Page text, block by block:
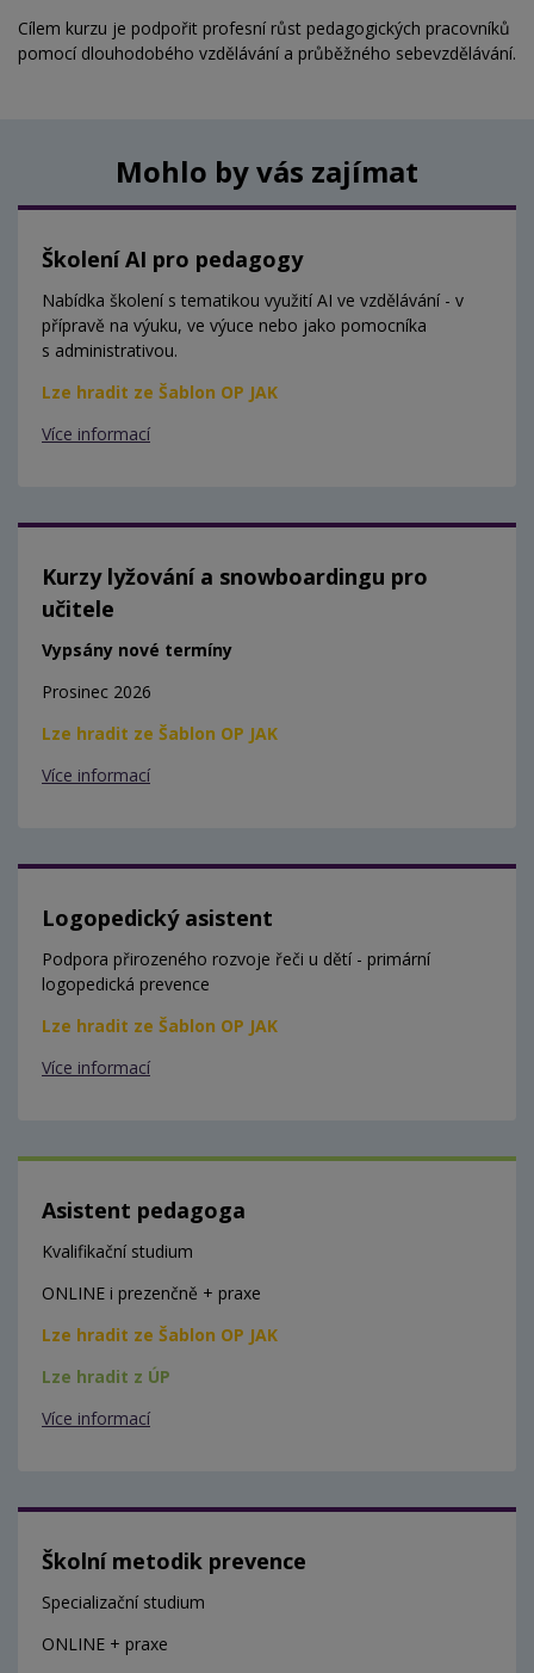
Cílem kurzu je podpořit profesní růst pedagogických pracovníků
pomocí dlouhodobého vzdělávání a průběžného sebevzdělávání.
Mohlo by vás zajímat
Školení AI pro pedagogy
Nabídka školení s tematikou využití AI ve vzdělávání - v
přípravě na výuku, ve výuce nebo jako pomocníka
s administrativou.
Lze hradit ze Šablon OP JAK
Více informací
Kurzy lyžování a snowboardingu pro
učitele
Vypsány nové termíny
Prosinec 2026
Lze hradit ze Šablon OP JAK
Více informací
Logopedický asistent
Podpora přirozeného rozvoje řeči u dětí - primární
logopedická prevence
Lze hradit ze Šablon OP JAK
Více informací
Asistent pedagoga
Kvalifikační studium
ONLINE i prezenčně + praxe
Lze hradit ze Šablon OP JAK
Lze hradit z ÚP
Více informací
Školní metodik prevence
Specializační studium
ONLINE + praxe